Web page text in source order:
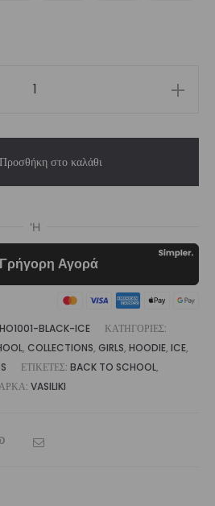
Προσθήκη στο καλάθι
BLACK-ICE
ΚΑΤΗΓΟΡΊΕΣ:
, COLLECTIONS, GIRLS, HOODIE, ICE,
ΕΤΙΚΈΤΕΣ: BACK TO SCHOOL,
VASILIKI